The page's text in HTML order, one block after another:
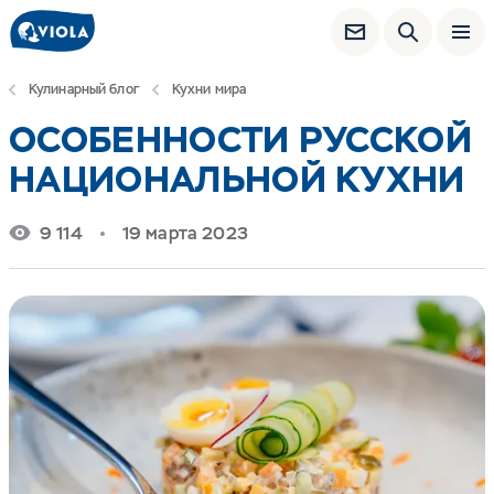
Кулинарный блог Кухни мира
ОСОБЕННОСТИ РУССКОЙ
НАЦИОНАЛЬНОЙ КУХНИ
9 114 19 марта 2023